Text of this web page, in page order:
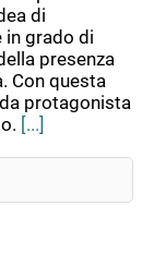
di
in grado di
presenza
Con questa
protagonista
[...]